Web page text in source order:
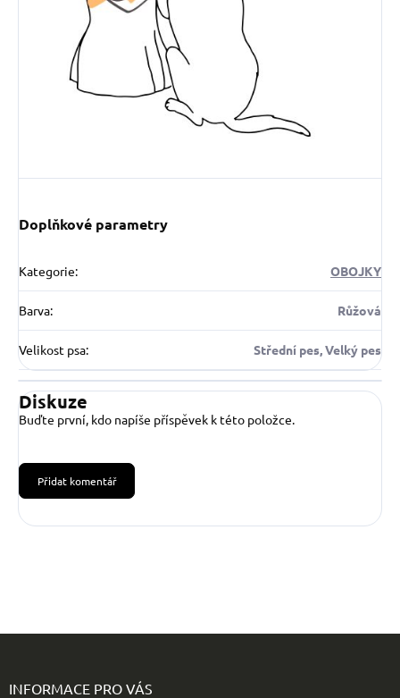
Doplňkové parametry
Kategorie: OBOJKY
Barva: Růžová
Velikost psa: Střední pes, Velký pes
Diskuze
Buďte první, kdo napíše příspěvek k této položce.
Přidat komentář
INFORMACE PRO VÁS